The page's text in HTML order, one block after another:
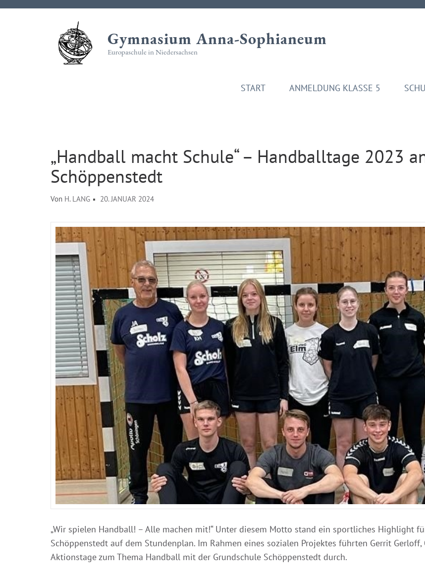
Zum
Gymnasium Anna-Sophianeum
Europaschule in Niedersachsen
START ANMELDUNG KLASSE 5
„Handball macht Schule“ – Handballtage 2023
Schöppenstedt
Von H. LANG 20. JANUAR 2024
„Wir spielen Handball! – Alle machen mit!“ Unter diesem Motto stand ein sportliches Highlight
Schöppenstedt auf dem Stundenplan. Im Rahmen eines sozialen Projektes führten Gerrit
Aktionstage zum Thema Handball mit der Grundschule Schöppenstedt durch.